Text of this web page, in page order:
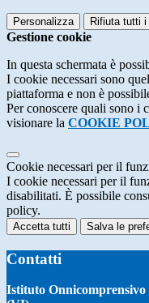
Personalizza Rifiuta tutti i
Gestione cookie
In questa schermata è
I cookie necessari sono
piattaforma e non è
Per conoscere quali sono i
visionare la COOKIE
Cookie necessari per il
I cookie necessari per il
disabilitati. È possibile
policy.
Accetta tutti Salva le
Contatti
Istituto